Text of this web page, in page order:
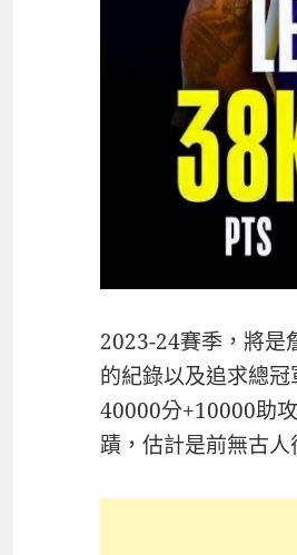
2023-24賽季，將是
的紀錄以及追求總
40000分+10000助
蹟，估計是前無古人